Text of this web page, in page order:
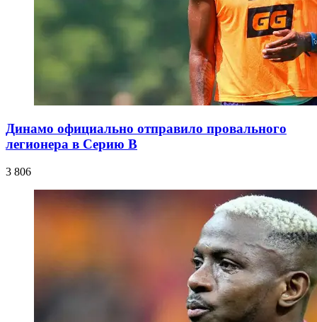
Динамо официально отправило провального
легионера в Серию В
3 806